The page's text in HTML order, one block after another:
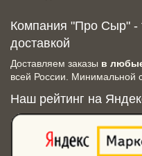
Компания "Про Сыр" -
доставкой
Доставляем заказы в
всей России. Минимальной
Наш рейтинг на